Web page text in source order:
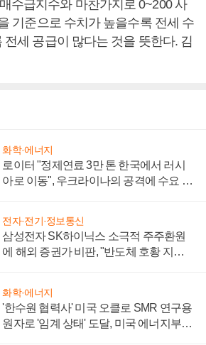
수급지수와 마찬가지로 0~200 사
기준으로 수치가 높을수록 전세 수
전세 공급이 많다는 것을 뜻한다. 김
화학·에너지
로이터 "정제연료 3만 톤 한국에서 러시
아로 이동", 우크라이나의 공격에 수요 늘
전자·전기·정보통신
삼성전자 SK하이닉스 소극적 주주환원
에 해외 증권가 비판, "반도체 호황 지속
화학·에너지
'한수원 협력사' 미국 오클로 SMR 연구용
원자로 '임계 상태' 도달, 미국 에너지부